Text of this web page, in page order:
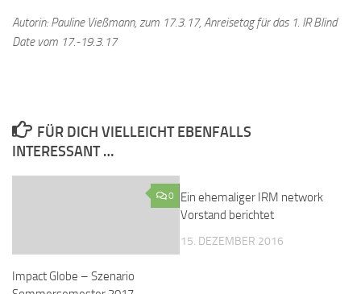
Autorin: Pauline Vießmann, zum 17.3.17, Anreisetag für das 1. IR Blind
Date vom 17.-19.3.17
FÜR DICH VIELLEICHT EBENFALLS
INTERESSANT …
0
Impact Globe – Szenario
Ein ehemaliger IRM network
Vorstand berichtet
15. DEZEMBER 2016